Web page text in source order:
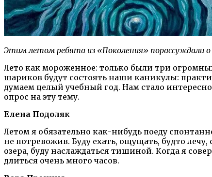
Этим летом ребята из «Поколения» порассуждали
Лето как мороженное: только были три
шариков будут состоять наши каникулы:
думаем целый учебный год. Нам стало
опрос на эту тему.
Елена Подоляк
Летом я обязательно как-нибудь поеду
не потревожив. Буду ехать, ощущать, будто
озера, буду наслаждаться тишиной. Когда я
длиться очень много часов.